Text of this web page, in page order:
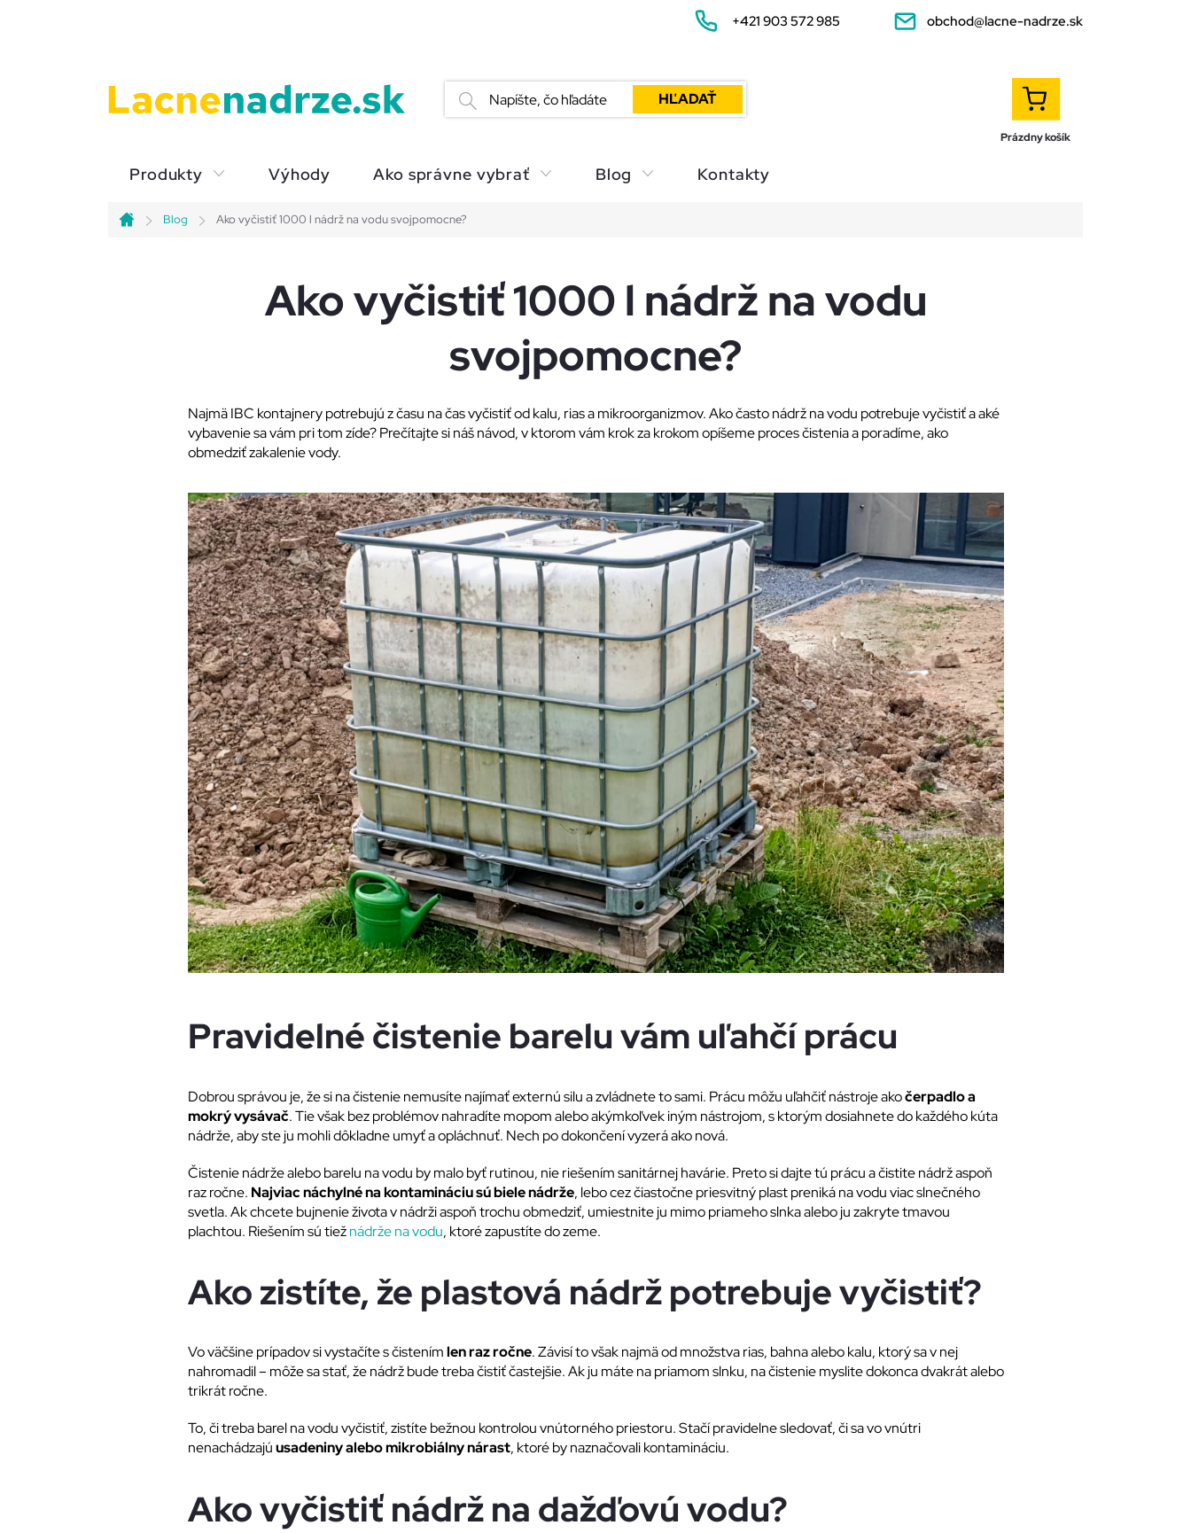
+421 903 572 985 obchod@lacne-nadrze.sk
HĽADAŤ
KOŠÍK
Prázdny košík
Produkty Výhody Ako správne vybrať Blog Kontakty
Domov
Blog Ako vyčistiť 1000 l nádrž na vodu svojpomocne?
Ako vyčistiť 1000 l nádrž na vodu
svojpomocne?
Najmä IBC kontajnery potrebujú z času na čas vyčistiť od kalu, rias a mikroorganizmov. Ako často nádrž na vodu potrebuje vyčistiť a aké
vybavenie sa vám pri tom zíde? Prečítajte si náš návod, v ktorom vám krok za krokom opíšeme proces čistenia a poradíme, ako
obmedziť zakalenie vody.
Pravidelné čistenie barelu vám uľahčí prácu
Dobrou správou je, že si na čistenie nemusíte najímať externú silu a zvládnete to sami. Prácu môžu uľahčiť nástroje akočerpadlo a
mokrý vysávač. Tie však bez problémov nahradíte mopom alebo akýmkoľvek iným nástrojom, s ktorým dosiahnete do každého kúta
nádrže, aby ste ju mohli dôkladne umyť a opláchnuť. Nech po dokončení vyzerá ako nová.
Čistenie nádrže alebo barelu na vodu by malo byť rutinou, nie riešením sanitárnej havárie. Preto si dajte tú prácu a čistite nádrž aspoň
raz ročne. Najviac náchylné na kontamináciu sú biele nádrže, lebo cez čiastočne priesvitný plast preniká na vodu viac slnečného
svetla. Ak chcete bujnenie života v nádrži aspoň trochu obmedziť, umiestnite ju mimo priameho slnka alebo ju zakryte tmavou
plachtou. Riešením sú tiežnádrže na vodu, ktoré zapustíte do zeme.
Ako zistíte, že plastová nádrž potrebuje vyčistiť?
Vo väčšine prípadov si vystačíte s čistenímlen raz ročne. Závisí to však najmä od množstva rias, bahna alebo kalu, ktorý sa v nej
nahromadil – môže sa stať, že nádrž bude treba čistiť častejšie. Ak ju máte na priamom slnku, na čistenie myslite dokonca dvakrát alebo
trikrát ročne.
To, či treba barel na vodu vyčistiť, zistíte bežnou kontrolou vnútorného priestoru. Stačí pravidelne sledovať, či sa vo vnútri
nenachádzajúusadeniny alebo mikrobiálny nárast, ktoré by naznačovali kontamináciu.
Ako vyčistiť nádrž na dažďovú vodu?